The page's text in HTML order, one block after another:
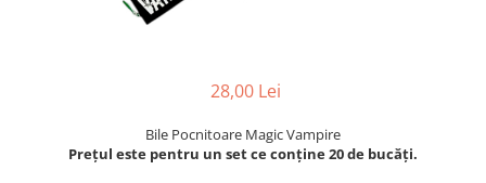
28,00 Lei
Bile Pocnitoare Magic Vampire
Prețul este pentru un set ce conține 20 de bucăți.